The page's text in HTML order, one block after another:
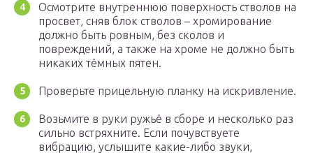
Осмотрите внутреннюю поверхность стволов на
просвет, сняв блок стволов – хромирование
должно быть ровным, без сколов и
повреждений, а также на хроме не должно быть
никаких тёмных пятен.
Проверьте прицельную планку на искривление.
Возьмите в руки ружьё в сборе и несколько раз
сильно встряхните. Если почувствуете
вибрацию, услышите какие-либо звуки,